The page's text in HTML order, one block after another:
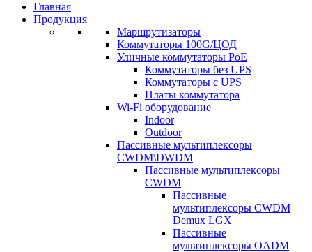
Главная
Продукция
Маршрутизаторы
Коммутаторы 100G/ЦОД
Уличные коммутаторы PoE
Коммутаторы без UPS
Коммутаторы с UPS
Платы коммутатора
Wi-Fi оборудование
Indoor
Outdoor
Пассивные мультиплексоры
CWDM\DWDM
Пассивные мультиплексоры
CWDM
Пассивные
мультиплексоры CWDM
Demux LGX
Пассивные
мультиплексоры OADM